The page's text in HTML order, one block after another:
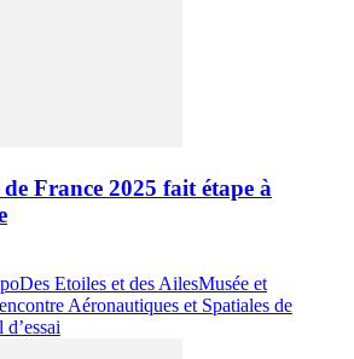
France 2025 fait étape à
Des Etoiles et des AilesMusée et
Aéronautiques et Spatiales de
d’essai